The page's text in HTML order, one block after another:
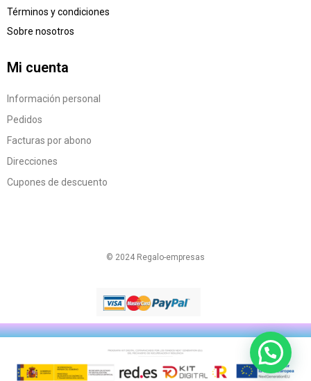
Términos y condiciones
Sobre nosotros
Mi cuenta
Información personal
Pedidos
Facturas por abono
Direcciones
Cupones de descuento
© 2024 Regalo-empresas